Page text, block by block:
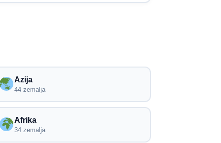
odmah po dolasku.
redovnim putovanjima.
Azija
44 zemalja
Afrika
34 zemalja